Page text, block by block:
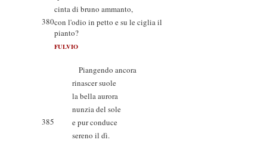
cinta di bruno ammanto,
380con l'odio in petto e su le ciglia il
pianto?
FULVIO
Piangendo ancora
rinascer suole
la bella aurora
nunzia del sole
385
e pur conduce
sereno il dì.